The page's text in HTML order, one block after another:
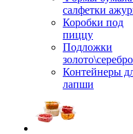
салфетки
Коробки под
пиццу
Подложки
золото\серебро
Контейнеры
лапши